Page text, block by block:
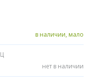
в наличии, мало
нет в наличии